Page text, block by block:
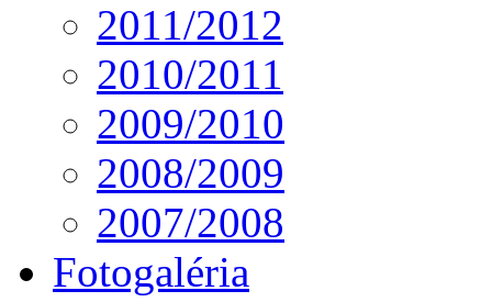
2011/2012
2010/2011
2009/2010
2008/2009
2007/2008
Fotogaléria